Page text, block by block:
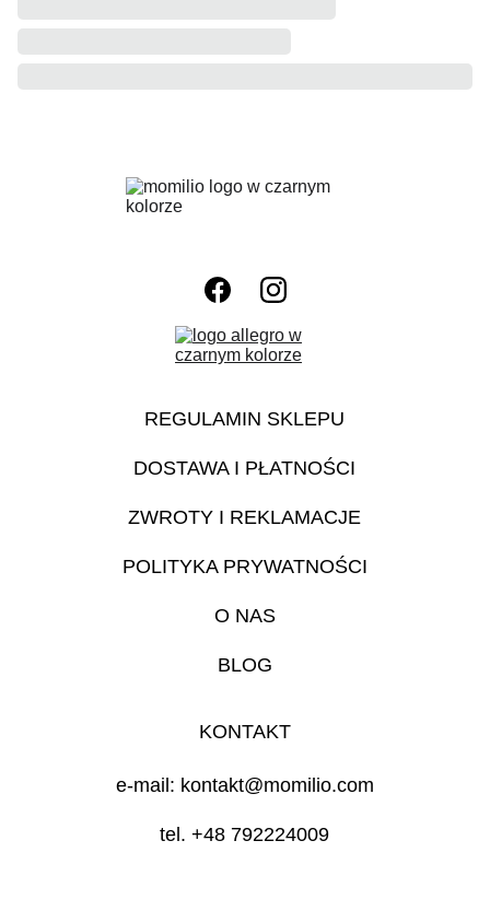
REGULAMIN SKLEPU
POLITYKA PRYWATNOŚCI
ZWROTY I REKLAMACJE
DOSTAWA I PŁATNOŚCI
e-mail: kontakt@momilio.com
tel. +48 792224009
O NAS
BLOG
KONTAKT